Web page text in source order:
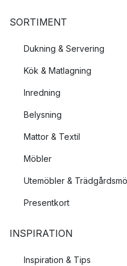
SORTIMENT
Dukning & Servering
Kök & Matlagning
Inredning
Belysning
Mattor & Textil
Möbler
Utemöbler &
Presentkort
INSPIRATION
Inspiration & Tips